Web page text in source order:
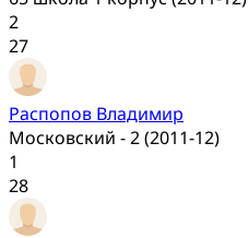
2
27
Распопов Владимир
Московский - 2 (2011-12)
1
28